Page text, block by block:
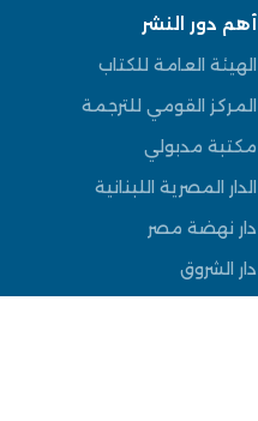
أهم دور النشر
الهيئة العامة للكتاب
المركز القومي للترجمة
مكتبة مدبولي
الدار المصرية اللبنانية
دار نهضة مصر
دار الشروق